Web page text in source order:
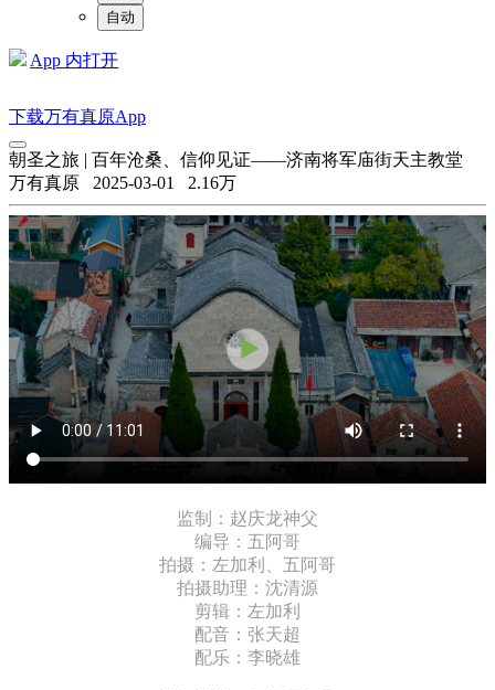
自动
App 内打开
下载万有真原App
朝圣之旅 | 百年沧桑、信仰见证——济南将军庙街天主教堂
万有真原 2025-03-01 2.16万
监制：赵庆龙神父
编导：五阿哥
拍摄：左加利、五阿哥
拍摄助理：沈清源
剪辑：左加利
配音：张天超
配乐：李晓雄